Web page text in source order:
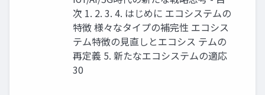
次 1. 2. 3. 4. はじめに エコシステムの
特徴 様々なタイプの補完性 エコシス
テム特徴の見直しとエコシス テムの
再定義 5. 新たなエコシステムの適応
30